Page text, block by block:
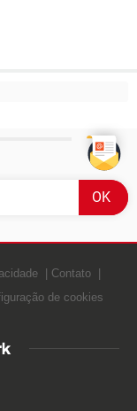
Contato
de cookies